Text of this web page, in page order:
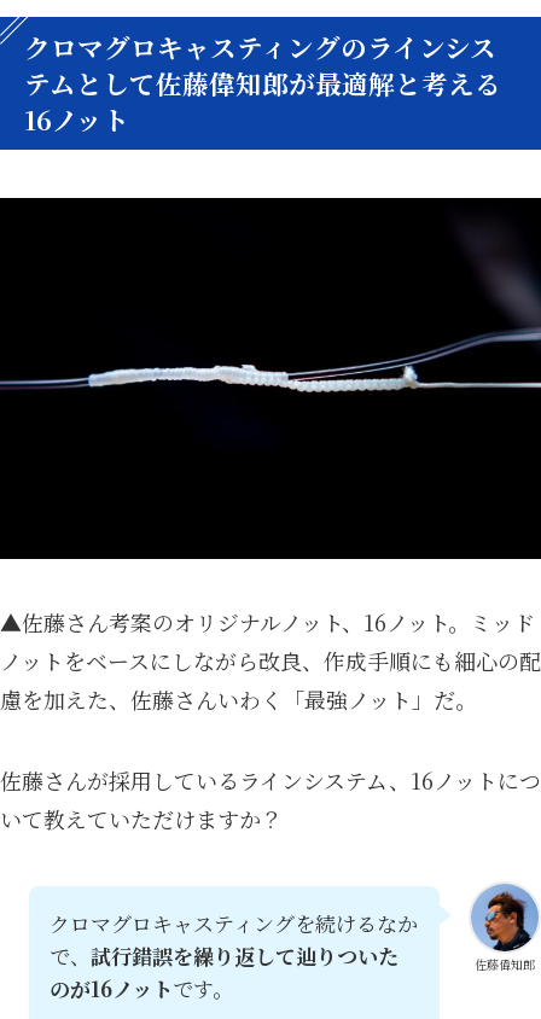
クロマグロキャスティングのラインシス
テムとして佐藤偉知郎が最適解と考える
16ノット
▲佐藤さん考案のオリジナルノット、16ノット。ミッド
ノットをベースにしながら改良、作成手順にも細心の配
慮を加えた、佐藤さんいわく「最強ノット」だ。
佐藤さんが採用しているラインシステム、16ノットにつ
いて教えていただけますか？
佐藤偉知郎
クロマグロキャスティングを続けるなか
で、試行錯誤を繰り返して辿りついた
のが16ノットです。